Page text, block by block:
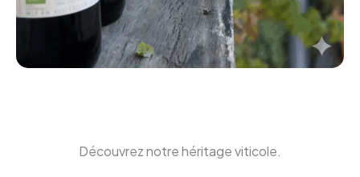
Découvrez notre héritage viticole.